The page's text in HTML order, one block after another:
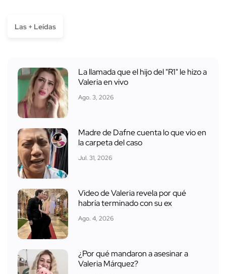
Las + Leídas
La llamada que el hijo del "R1" le hizo a
Valeria en vivo
Ago. 3, 2026
Madre de Dafne cuenta lo que vio en
la carpeta del caso
Jul. 31, 2026
Video de Valeria revela por qué
habría terminado con su ex
Ago. 4, 2026
¿Por qué mandaron a asesinar a
Valeria Márquez?